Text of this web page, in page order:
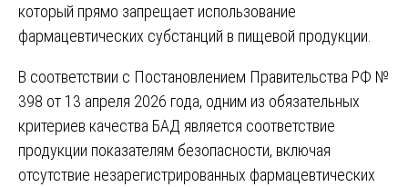
который прямо запрещает использование
фармацевтических субстанций в пищевой продукции.
В соответствии с Постановлением Правительства РФ №
398 от 13 апреля 2026 года, одним из обязательных
критериев качества БАД является соответствие
продукции показателям безопасности, включая
отсутствие незарегистрированных фармацевтических